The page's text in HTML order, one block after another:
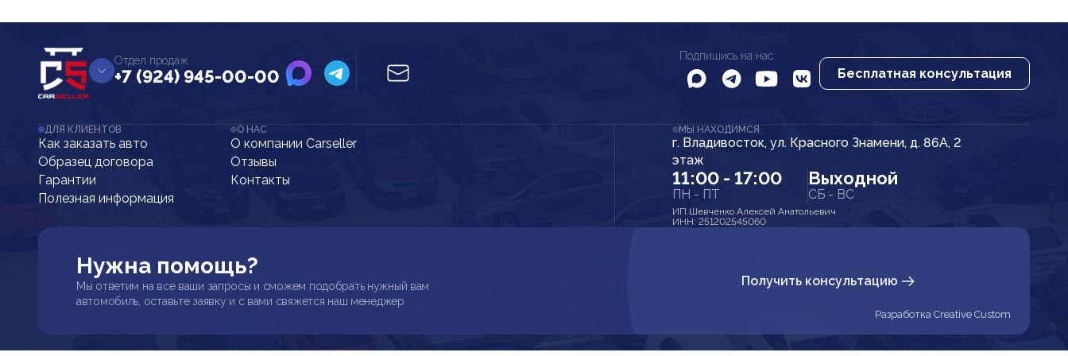
Отдел продаж
+7 (924) 945-00-00
Подпишись на нас
Бесплатная консультация
ДЛЯ КЛИЕНТОВ
Как заказать авто
Образец договора
Гарантии
Полезная информация
О НАС
О компании Carseller
Отзывы
Контакты
МЫ НАХОДИМСЯ
г. Владивосток, ул. Красного Знамени, д. 86А, 2
этаж
11:00 - 17:00
ПН - ПТ
Выходной
СБ - ВС
ИП Шевченко Алексей Анатольевич
ИНН: 251202545060
Нужна помощь?
Мы ответим на все ваши запросы и сможем подобрать нужный вам
автомобиль, оставьте заявку и с вами свяжется наш менеджер
Получить консультацию
Разработка Creative Custom